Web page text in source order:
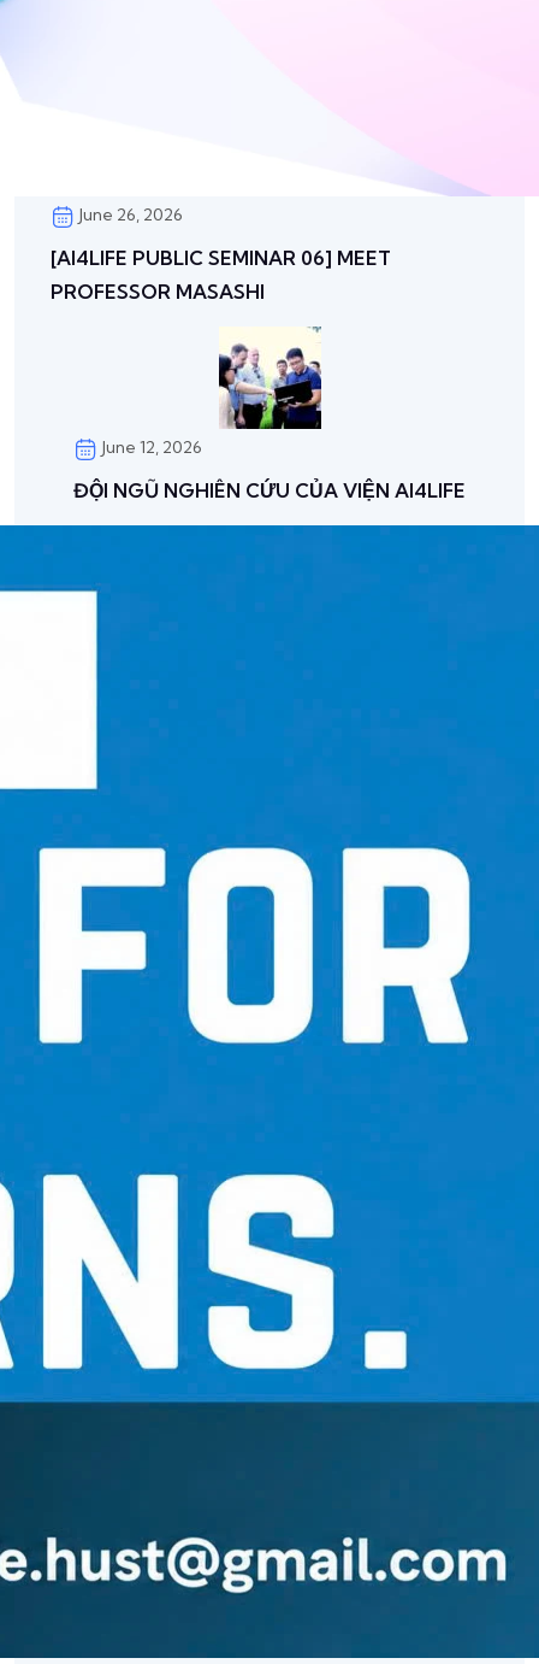
June 26, 2026
[AI4LIFE PUBLIC SEMINAR 06] MEET
PROFESSOR MASASHI
June 12, 2026
ĐỘI NGŨ NGHIÊN CỨU CỦA VIỆN AI4LIFE